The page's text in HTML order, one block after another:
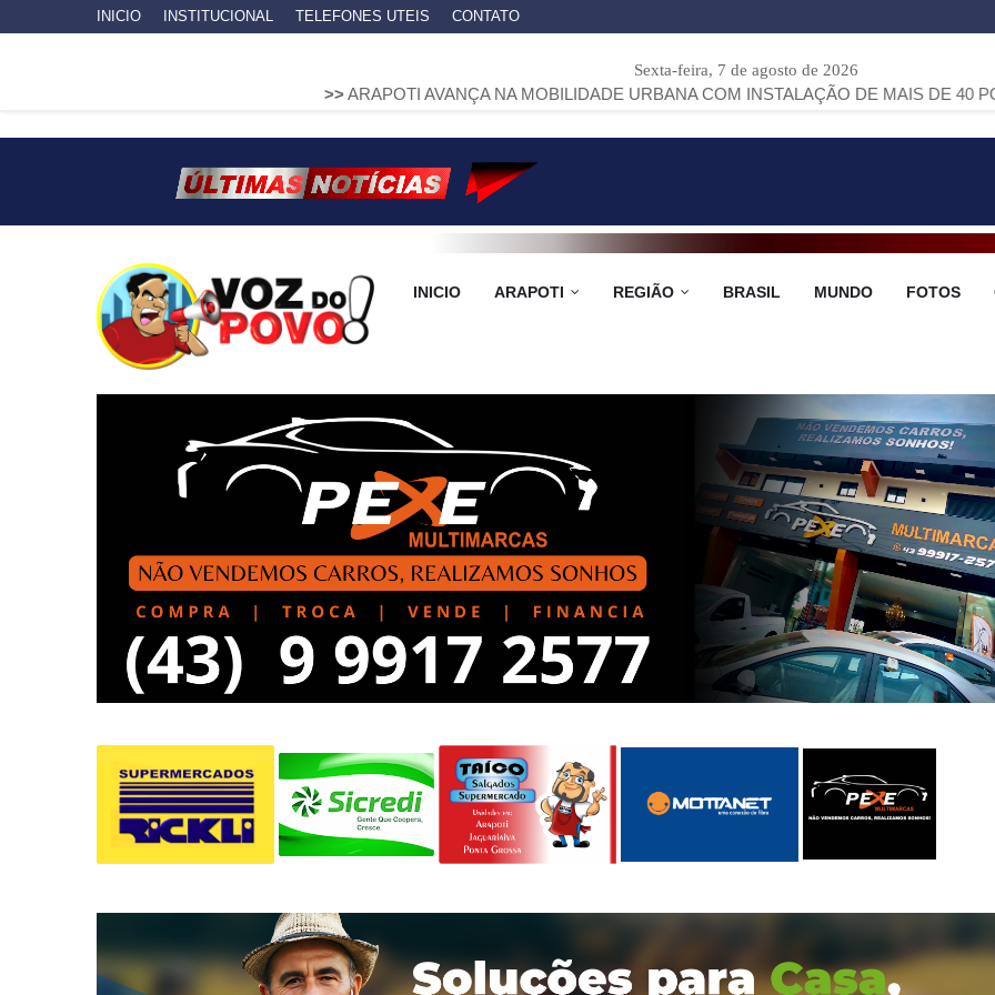
INICIO INSTITUCIONAL TELEFONES UTEIS CONTATO
Sexta-feira, 7 de agosto de 2026
ARAPOTI AVANÇA NA MOBILIDADE URBANA COM INSTALAÇÃO DE MAIS DE 40 PONTOS DE
INICIO ARAPOTI REGIÃO BRASIL MUNDO FOTOS